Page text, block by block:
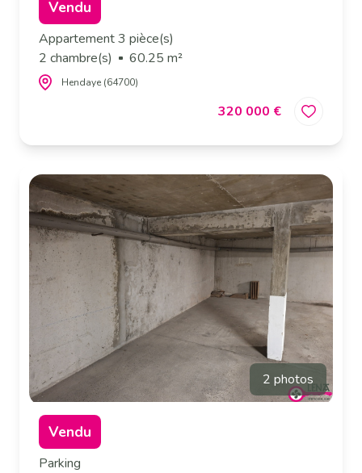
Vendu
Appartement 3 pièce(s)
2 chambre(s)
60.25 m²
Hendaye (64700)
320 000 €
2 photos
Vendu
Parking